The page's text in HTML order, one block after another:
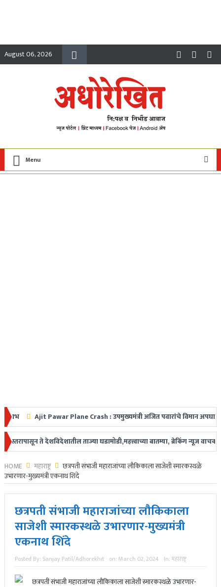
August 06, 2026
Menu
Ajit Pawar Plane Crash : उपमुख्यमंत्री अजित पवारांचे विमान अपघातात निधन,
देशविदेशातील ताज्या घडामोडी,महत्त्वाच्या बातम्या, ब्रेकिंग न्यूज
HOME महाराष्ट्र
छत्रपती संभाजी महाराजांच्या लौकिकाला साजेशी स्मारकस्थळे
उभारणार-मुख्यमंत्री एकनाथ शिंदे
छत्रपती संभाजी महाराजांच्या लौकिकाला
साजेशी स्मारकस्थळे उभारणार-मुख्यमंत्री
एकनाथ शिंदे
Posted By: Sanjay Patil/Adhorekhit on: March 02, 2024 In: महाराष्ट्र